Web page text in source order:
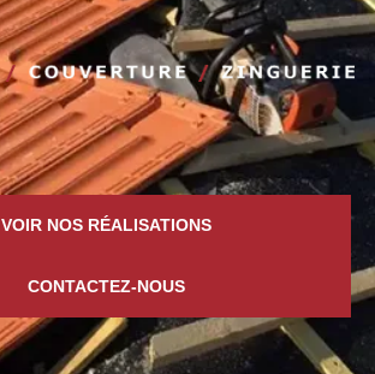
VOIR NOS RÉALISATIONS
CONTACTEZ-NOUS